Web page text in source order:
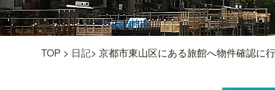
TOP > 日記> 京都市東山区にある旅館へ物件確認に